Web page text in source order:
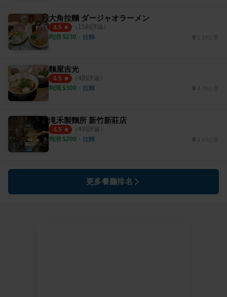
大角拉麵 ダージャオラーメン
4.5 （ 15則評論）
均消 $230 ・ 拉麵
麵屋吉光
4.5 （ 4則評論）
均消 $300 ・ 拉麵 4.79公里
滝禾製麵所 新竹新莊店
4.5 （ 4則評論）
均消 $200 ・ 拉麵 4.43公里
更多餐廳排名